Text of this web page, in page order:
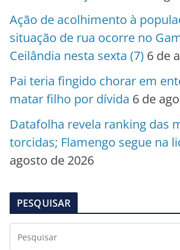
Ação de acolhimento à
situação de rua ocorre no
Ceilândia nesta sexta (7) 6 de
Pai teria fingido chorar em
matar filho por dívida 6 de
Datafolha revela ranking das
torcidas; Flamengo segue na
agosto de 2026
PESQUISAR